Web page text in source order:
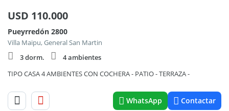
USD 110.000
Pueyrredón 2800
Villa Maipu, General San Martin
3 dorm.
4 ambientes
TIPO CASA 4 AMBIENTES CON COCHERA - PATIO - TERRAZA -
WhatsApp Contactar